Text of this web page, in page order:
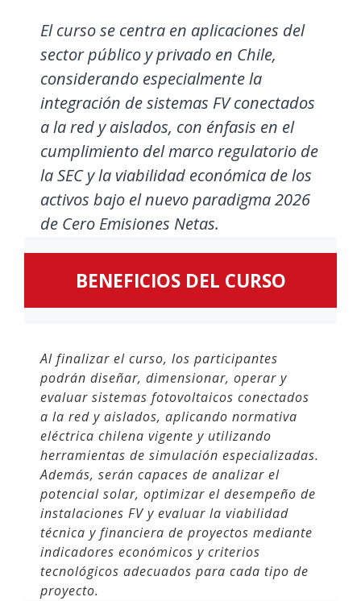
El curso se centra en aplicaciones del
sector público y privado en Chile,
considerando especialmente la
integración de sistemas FV conectados
a la red y aislados, con énfasis en el
cumplimiento del marco regulatorio de
la SEC y la viabilidad económica de los
activos bajo el nuevo paradigma 2026
de Cero Emisiones Netas.
BENEFICIOS DEL CURSO
Al finalizar el curso, los participantes
podrán diseñar, dimensionar, operar y
evaluar sistemas fotovoltaicos conectados
a la red y aislados, aplicando normativa
eléctrica chilena vigente y utilizando
herramientas de simulación especializadas.
Además, serán capaces de analizar el
potencial solar, optimizar el desempeño de
instalaciones FV y evaluar la viabilidad
técnica y financiera de proyectos mediante
indicadores económicos y criterios
tecnológicos adecuados para cada tipo de
proyecto.